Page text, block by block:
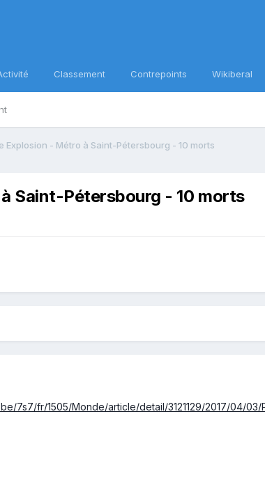
Classement Contrepoints Wikiberal
Explosion - Métro à Saint-Pétersbourg - 10 morts
Saint-Pétersbourg - 10 morts
7s7/fr/1505/Monde/article/detail/3121129/2017/04/